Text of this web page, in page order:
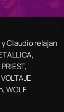
y Claudio relajan
WOLF